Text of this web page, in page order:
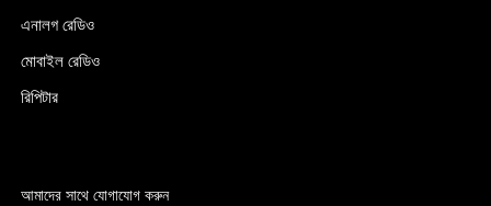
এনালগ রেডিও
মোবাইল রেডিও
রিপিটার
আমাদের সাথে যোগাযোগ করুন